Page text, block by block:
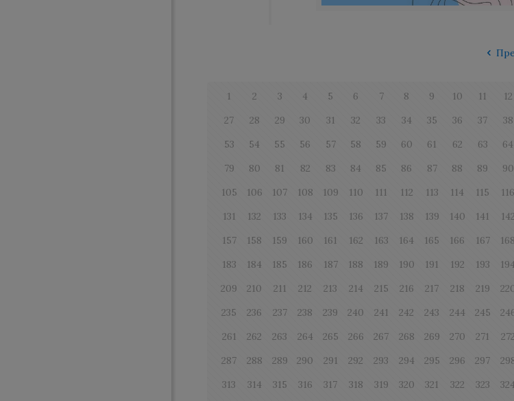
1 2 3 4 5 6 7 8 9 10 11 12
27
28 29 30 31 32 33 34 35 36 37 38
53
54 55 56 57 58 59 60 61 62 63 64
79
80 81 82 83 84 85 86 87 88 89 90
105
106 107 108 109 110 111 112 113 114 115 116
131
132 133 134 135 136 137 138 139 140 141 142
157
158 159 160 161 162 163 164 165 166 167 168
183
184 185 186 187 188 189 190 191 192 193 194
209
210 211 212 213 214 215 216 217 218 219
235
236 237 238 239 240 241 242 243 244 245
261
262 263 264 265 266 267 268 269 270 271 272
287
288 289 290 291 292 293 294 295 296 297
313
314 315 316 317 318 319 320 321 322 323 324